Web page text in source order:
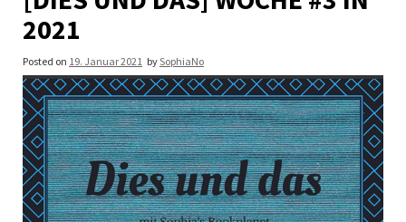
2021
Posted on 19. Januar 2021 bySophiaNo